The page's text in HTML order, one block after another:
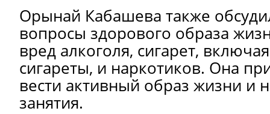
Орынай Кабашева также
вопросы здорового образа
вред алкоголя, сигарет,
сигареты, и наркотиков. Она
вести активный образ жизни и
занятия.